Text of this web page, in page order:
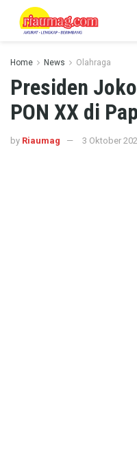
Home News Olahraga
Presiden
PON XX di
by Riaumag 3 Oktober